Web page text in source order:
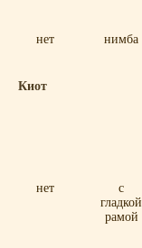
нет нимба
Киот
нет
с
гладкой
рамой